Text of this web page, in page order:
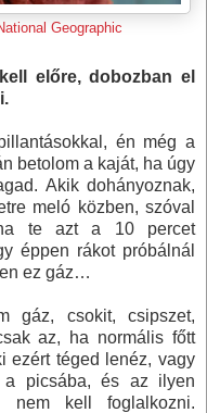
Geographic
előre, dobozban el
én még a
betolom a kaját, ha úgy
Akik dohányoznak,
meló közben, szóval
te azt a 10 percet
éppen rákot próbálnál
ez gáz…
gáz, csokit, csipszet,
az, ha normális főtt
ezért téged lenéz, vagy
a picsába, és az ilyen
nem kell foglalkozni.